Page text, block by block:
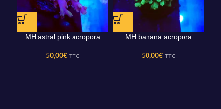
MH astral pink acropora
50,00€ TTC
MH banana acropora
50,00€ TTC